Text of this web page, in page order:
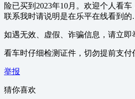
险已买到2023年10月。欢迎个人看车
联系我时请说明是在乐平在线看到
如遇无效、虚假、诈骗信息，请立即
看车时仔细检测证件，切勿提前支付
举报
猜你喜欢